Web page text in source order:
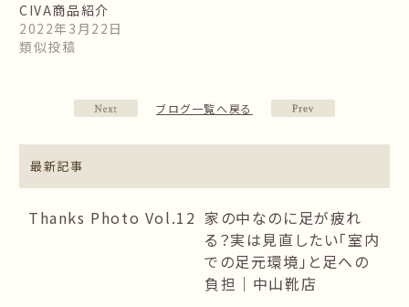
CIVA商品紹介
2022年3月22日
類似投稿
ブログ一覧へ戻る
最新記事
Thanks Photo Vol.12 家の中なのに足が疲れ
る？実は見直したい「室内
での足元環境」と足への
負担｜中山靴店